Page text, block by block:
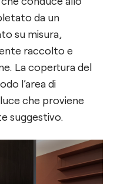
da un
su misura,
raccolto e
La copertura del
l’area di
che proviene
suggestivo.